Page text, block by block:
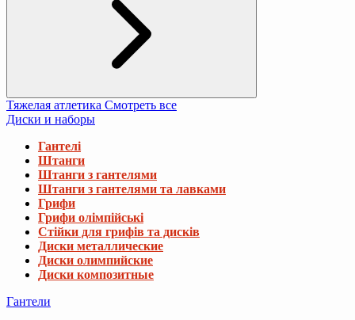
Тяжелая атлетика Смотреть все
Диски и наборы
Гантелі
Штанги
Штанги з гантелями
Штанги з гантелями та лавками
Грифи
Грифи олімпійські
Стійки для грифів та дисків
Диски металлические
Диски олимпийские
Диски композитные
Гантели